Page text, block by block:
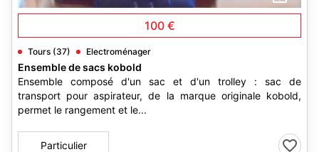
100 €
Tours (37) Electroménager
Ensemble de sacs kobold
Ensemble composé d'un sac et d'un trolley : sac de
transport pour aspirateur, de la marque originale kobold,
permet le rangement et le...
Particulier